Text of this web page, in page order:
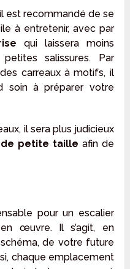
est recommandé de se
à entretenir, avec par
qui laissera moins
salissures. Par
carreaux à motifs, il
soin à préparer votre
il sera plus judicieux
de petite taille afin de
pour un escalier
œuvre. Il s’agit, en
de votre future
chaque emplacement